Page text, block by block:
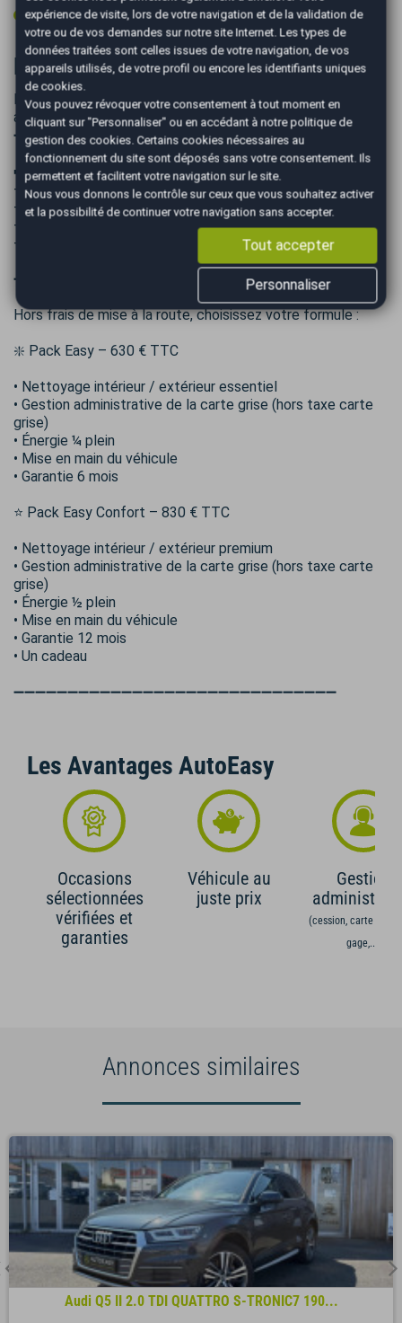
Vitres surteintées
Informations complémentaires
Des erreurs ce sont peut-être glissées dans l'annonce,
appelez nous pour vérifier la liste des options
➖➖➖➖➖➖➖➖➖➖➖➖➖➖➖➖➖➖➖➖➖➖➖➖➖➖➖➖➖
➡️ Ce qu’il faut savoir sur ce véhicule :
- très propre niveau carrosserie
- pneus en excellent état
- distribution faite en 2022 (facture pièces)
- entretiens suivis
➖➖➖➖➖➖➖➖➖➖➖➖➖➖➖➖➖➖➖➖➖➖➖➖➖➖➖➖➖
Hors frais de mise à la route, choisissez votre formule :
❇️ Pack Easy – 630 € TTC
• Nettoyage intérieur / extérieur essentiel
• Gestion administrative de la carte grise (hors taxe carte
grise)
• Énergie ¼ plein
• Mise en main du véhicule
• Garantie 6 mois
⭐ Pack Easy Confort – 830 € TTC
• Nettoyage intérieur / extérieur premium
• Gestion administrative de la carte grise (hors taxe carte
grise)
• Énergie ½ plein
• Mise en main du véhicule
• Garantie 12 mois
• Un cadeau
➖➖➖➖➖➖➖➖➖➖➖➖➖➖➖➖➖➖➖➖➖➖➖➖➖➖➖➖➖➖
Les Avantages AutoEasy
Occasions
sélectionnées
vérifiées et
garanties
Véhicule au
juste prix
Gestion
(cession, carte grise,
gage,...)
Annonces similaires
Audi Q5 II 2.0 TDI QUATTRO S-TRONIC7 190...
expérience de visite, lors de votre navigation et de la validation de
votre ou de vos demandes sur notre site Internet. Les types de
données traitées sont celles issues de votre navigation, de vos
appareils utilisés, de votre profil ou encore les identifiants uniques
de cookies.
Vous pouvez révoquer votre consentement à tout moment en
cliquant sur "Personnaliser" ou en accédant à notre politique de
gestion des cookies. Certains cookies nécessaires au
fonctionnement du site sont déposés sans votre consentement. Ils
permettent et facilitent votre navigation sur le site.
Nous vous donnons le contrôle sur ceux que vous souhaitez activer
et la possibilité de continuer votre navigation sans accepter.
Tout accepter
Personnaliser